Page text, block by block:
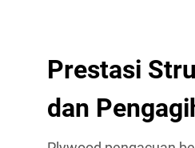
Prestasi
dan